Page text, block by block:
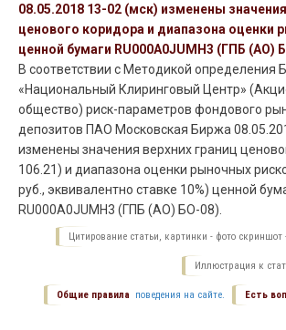
08.05.2018 13-02 (мск) изменены
ценового коридора и диапазона оценки
ценной бумаги RU000A0JUMH3 (ГПБ (АО)
В соответствии с Методикой определения
«Национальный Клиринговый Центр»
общество) риск-параметров фондового
депозитов ПАО Московская Биржа
изменены значения верхних границ
106.21) и диапазона оценки рыночных
руб., эквивалентно ставке 10%) ценной
RU000A0JUMH3 (ГПБ (АО) БО-08).
Цитирование статьи, картинки - фото скриншот
Иллюстрация к
Есть
Общие правила поведения на сайте.